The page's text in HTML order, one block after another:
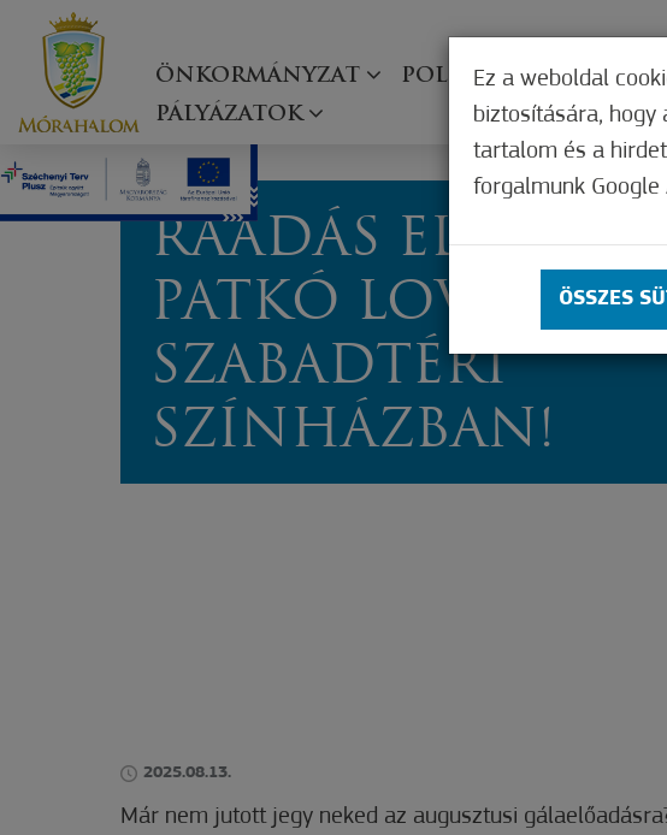
ÖNKORMÁNYZAT POLGÁRMESTERI
PÁLYÁZATOK
RÁADÁS
PATKÓ LOVAS ÉS
SZABADTÉRI
SZÍNHÁZBAN!
2025.08.13.
Már nem jutott jegy neked az augusztusi
Ez a weboldal
biztosítására, hogy
tartalom és a
forgalmunk
ÖSSZES